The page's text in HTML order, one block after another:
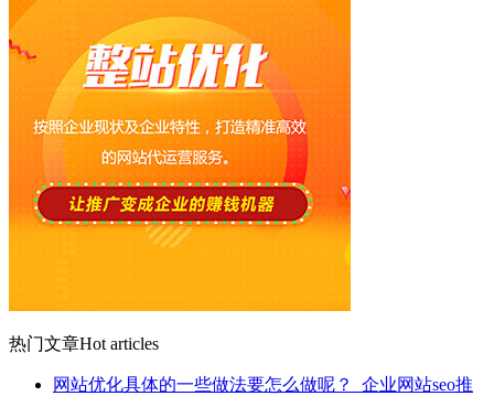
热门文章Hot articles
网站优化具体的一些做法要怎么做呢？_企业网站seo推